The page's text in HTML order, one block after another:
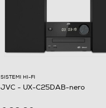
SISTEMI HI-FI
JVC - UX-C25DAB-nero